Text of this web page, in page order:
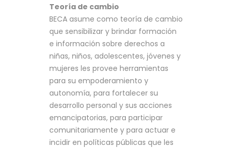
Teoría de cambio
BECA asume como teoría de cambio
que sensibilizar y brindar formación
e información sobre derechos a
niñas, niños, adolescentes, jóvenes y
mujeres les provee herramientas
para su empoderamiento y
autonomía, para fortalecer su
desarrollo personal y sus acciones
emancipatorias, para participar
comunitariamente y para actuar e
incidir en políticas públicas que les